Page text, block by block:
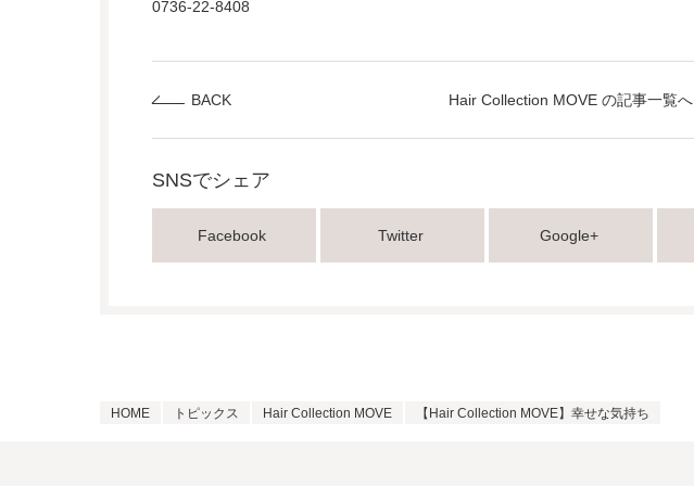
0736-22-8408
BACK Hair Collection MOVE の記事一覧へ
SNSでシェア
Facebook Twitter Google+
HOME トピックス Hair Collection MOVE 【Hair Collection MOVE】幸せな気持ち